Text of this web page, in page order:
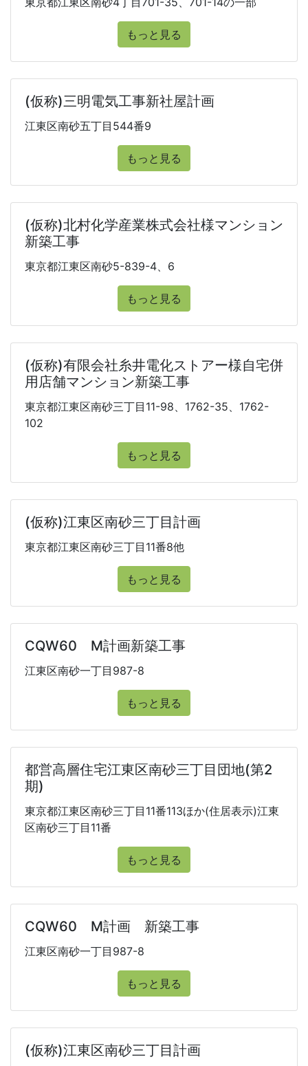
もっと見る
(仮称)三明電気工事新社屋計画
江東区南砂五丁目544番9
もっと見る
(仮称)北村化学産業株式会社様マンション
新築工事
東京都江東区南砂5-839-4、6
もっと見る
(仮称)有限会社糸井電化ストアー様自宅併
用店舗マンション新築工事
東京都江東区南砂三丁目11-98、1762-35、1762-
102
もっと見る
(仮称)江東区南砂三丁目計画
東京都江東区南砂三丁目11番8他
もっと見る
CQW60 M計画新築工事
江東区南砂一丁目987-8
もっと見る
都営高層住宅江東区南砂三丁目団地(第2
期)
東京都江東区南砂三丁目11番113ほか(住居表示)江東
区南砂三丁目11番
もっと見る
CQW60 M計画 新築工事
江東区南砂一丁目987-8
もっと見る
(仮称)江東区南砂三丁目計画